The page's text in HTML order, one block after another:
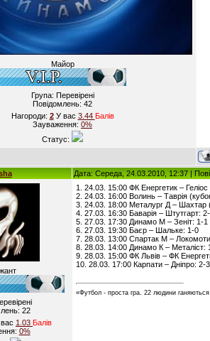
Майор
Група: Перевірені
Повідомлень: 42
Нагороди: 2У вас 3.44 Балiв
Зауваження: 0%
Статус:
Дата: Середа, 24.03.2010, 12:37 |
22
1.03 Балiв
0%
1. 24.03. 15:00 ФК Енергетик – Геліос
2. 24.03. 16:00 Волинь – Таврія
3. 24.03. 18:00 Металург Д – Шахтар
4. 27.03. 16:30 Баварія – Штутгарт:
5. 27.03. 17:30 Динамо М – Зеніт: 1-1
6. 27.03. 19:30 Баєр – Шальке: 1-0
7. 28.03. 13:00 Спартак М –
8. 28.03. 14:00 Динамо К – Металіст:
9. 28.03. 15:00 ФК Львів – ФК
10. 28.03. 17:00 Карпати – Дніпро: 2-3
«Футбол - проста гра. 22 людини